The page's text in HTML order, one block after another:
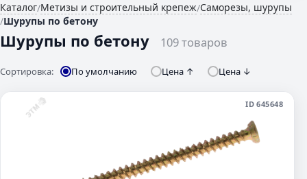
Каталог/Метизы и строительный крепеж/Саморезы, шурупы
/Шурупы по бетону
Шурупы по бетону 109 товаров
Сортировка: По умолчанию Цена ↑ Цена ↓
ID 645648